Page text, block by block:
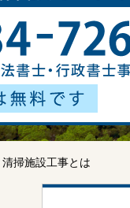
清掃施設工事とは